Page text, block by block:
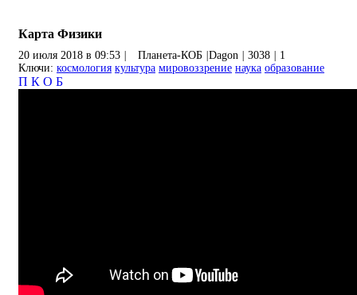
Карта Физики
20 июля 2018 в 09:53 Планета-КОБ Dagon 3038
1
Ключи: космология культура мировоззрение наука образование
П К О Б